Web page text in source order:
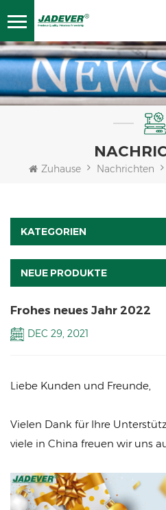
Zuhause Nachrichten
KATEGORIEN
NEUE PRODUKTE
Frohes neues Jahr 2022
DEC 29, 2021
Liebe Kunden und Freunde,
Vielen Dank für Ihre
viele in China freuen wir uns